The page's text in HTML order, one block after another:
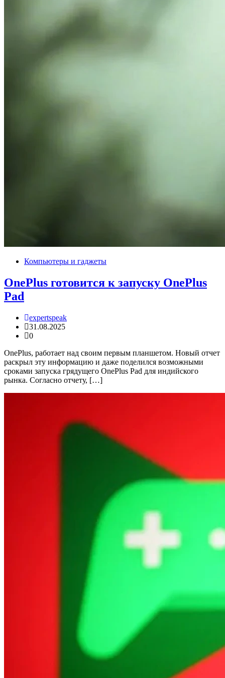
Компьютеры и гаджеты
OnePlus готовится к запуску OnePlus
Pad
expertspeak
31.08.2025
0
OnePlus, работает над своим первым планшетом. Новый отчет
раскрыл эту информацию и даже поделился возможными
сроками запуска грядущего OnePlus Pad для индийского
рынка. Согласно отчету, […]